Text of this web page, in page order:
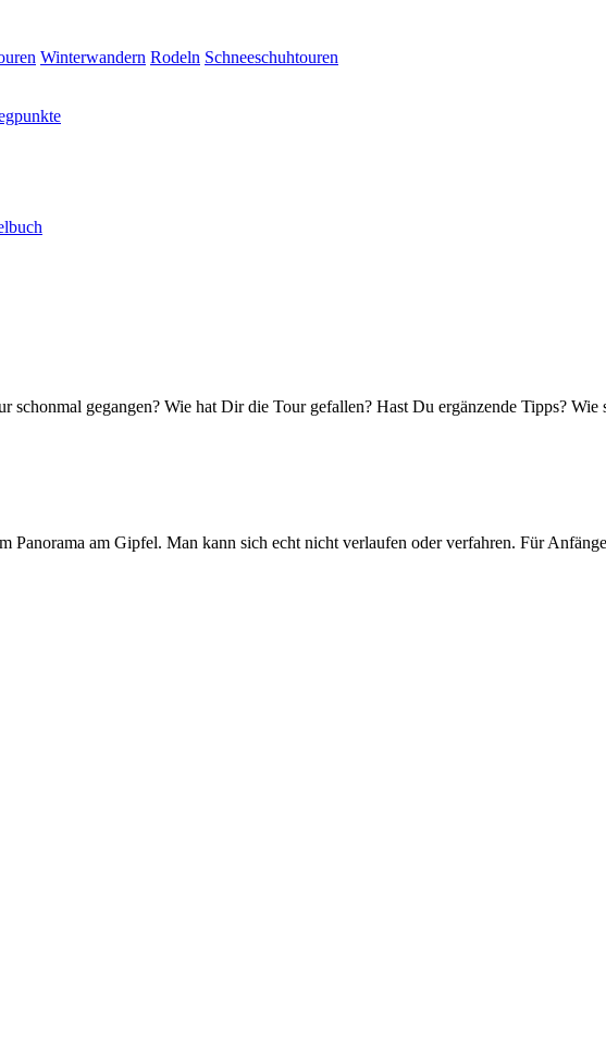
Winterwandern Rodeln Schneeschuhtouren
schonmal gegangen? Wie hat Dir die Tour gefallen? Hast Du ergänzende Tipps?
Panorama am Gipfel. Man kann sich echt nicht verlaufen oder verfahren. Für